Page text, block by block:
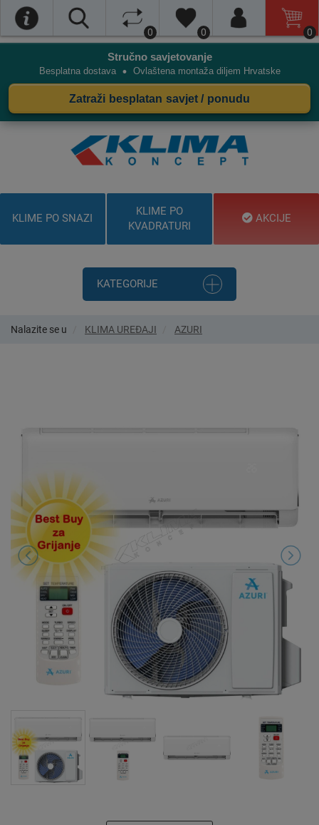
0 0 0
Stručno savjetovanje
Besplatna dostava • Ovlaštena montaža diljem Hrvatske
Zatraži besplatan savjet / ponudu
KLIME PO SNAZI
KLIME PO
KVADRATURI
AKCIJE
KATEGORIJE
Nalazite se u KLIMA UREĐAJI AZURI